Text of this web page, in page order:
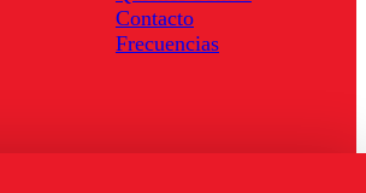
Contacto
Frecuencias